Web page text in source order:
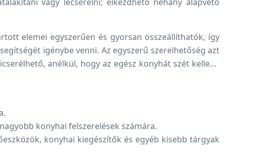
elemei egyszerűen és gyorsan összeállíthatók, így
igénybe venni. Az egyszerű szerelhetőség azt
anélkül, hogy az egész konyhát szét kellene
konyhai felszerelések számára.
konyhai kiegészítők és egyéb kisebb tárgyak